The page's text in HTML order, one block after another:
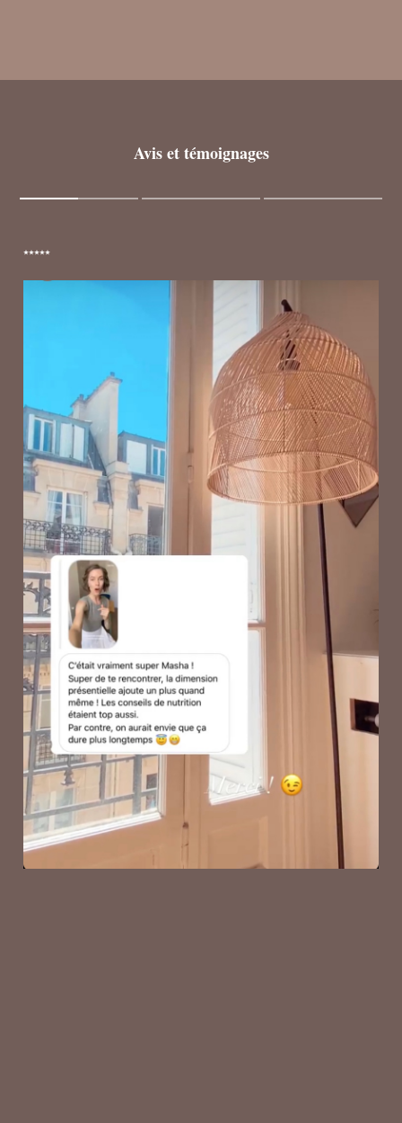
Avis et témoignages
⭑⭑⭑⭑⭑